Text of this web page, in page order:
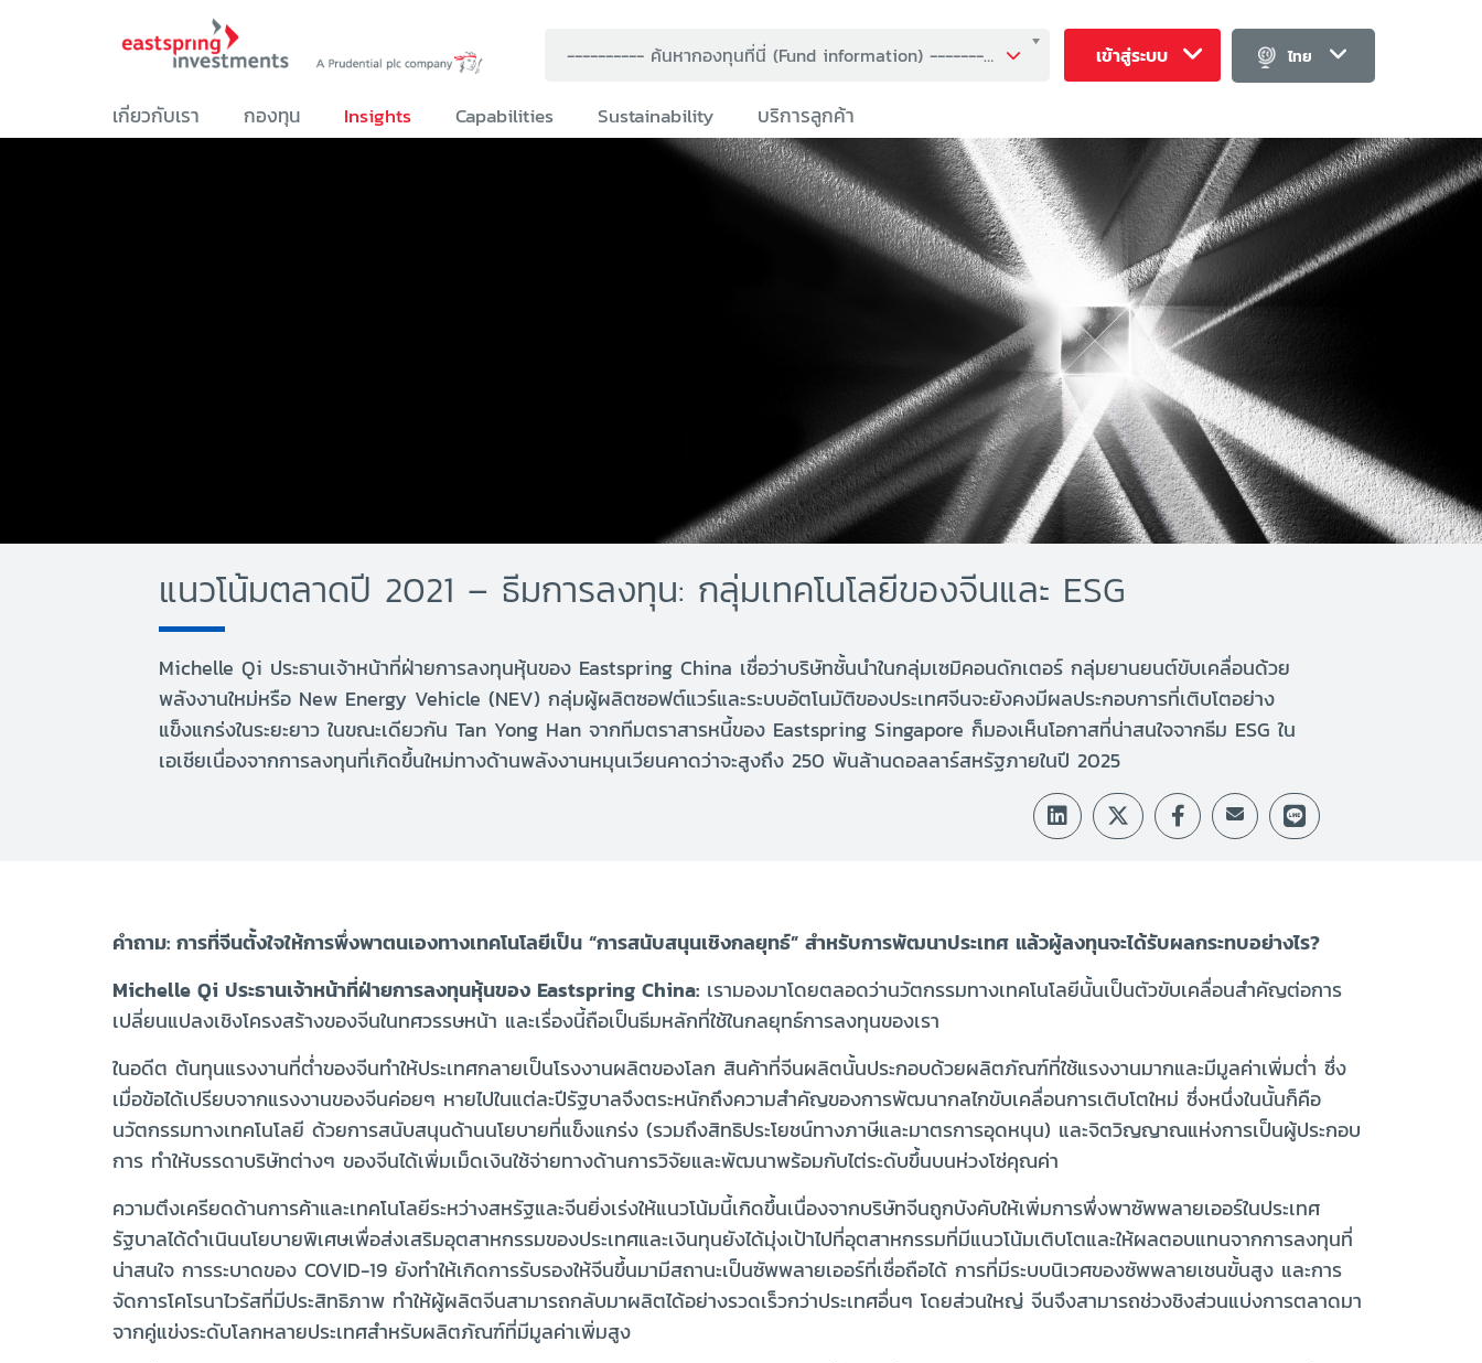
---------- ค้นหากองทุนที่นี่ (Fund information) ---------- เข้าสู่ระบบ ไทย
เกี่ยวกับเรา กองทุน Insights Capabilities Sustainability บริการลูกค้า
แนวโน้มตลาดปี 2021 – ธีมการลงทุน: กลุ่มเทคโนโลยีของจีนและ ESG
Michelle Qi ประธานเจ้าหน้าที่ฝ่ายการลงทุนหุ้นของ Eastspring China เชื่อว่าบริษัทชั้นนำในกลุ่มเซมิคอนดักเตอร์ กลุ่มยานยนต์ขับเคลื่อนด้วย
พลังงานใหม่หรือ New Energy Vehicle (NEV) กลุ่มผู้ผลิตซอฟต์แวร์และระบบอัตโนมัติของประเทศจีนจะยังคงมีผลประกอบการที่เติบโตอย่าง
แข็งแกร่งในระยะยาว ในขณะเดียวกัน Tan Yong Han จากทีมตราสารหนี้ของ Eastspring Singapore ก็มองเห็นโอกาสที่น่าสนใจจากธีม ESG ใน
เอเชียเนื่องจากการลงทุนที่เกิดขึ้นใหม่ทางด้านพลังงานหมุนเวียนคาดว่าจะสูงถึง 250 พันล้านดอลลาร์สหรัฐภายในปี 2025
คำถาม: การที่จีนตั้งใจให้การพึ่งพาตนเองทางเทคโนโลยีเป็น “การสนับสนุนเชิงกลยุทธ์” สำหรับการพัฒนาประเทศ แล้วผู้ลงทุนจะได้รับผลกระทบอย่างไร?
Michelle Qi ประธานเจ้าหน้าที่ฝ่ายการลงทุนหุ้นของ Eastspring China: เรามองมาโดยตลอดว่านวัตกรรมทางเทคโนโลยีนั้นเป็นตัวขับเคลื่อนสำคัญต่อการ
เปลี่ยนแปลงเชิงโครงสร้างของจีนในทศวรรษหน้า และเรื่องนี้ถือเป็นธีมหลักที่ใช้ในกลยุทธ์การลงทุนของเรา
ในอดีต ต้นทุนแรงงานที่ต่ำของจีนทำให้ประเทศกลายเป็นโรงงานผลิตของโลก สินค้าที่จีนผลิตนั้นประกอบด้วยผลิตภัณฑ์ที่ใช้แรงงานมากและมีมูลค่าเพิ่มต่ำ ซึ่ง
เมื่อข้อได้เปรียบจากแรงงานของจีนค่อยๆ หายไปในแต่ละปีรัฐบาลจึงตระหนักถึงความสำคัญของการพัฒนากลไกขับเคลื่อนการเติบโตใหม่ ซึ่งหนึ่งในนั้นก็คือ
นวัตกรรมทางเทคโนโลยี ด้วยการสนับสนุนด้านนโยบายที่แข็งแกร่ง (รวมถึงสิทธิประโยชน์ทางภาษีและมาตรการอุดหนุน) และจิตวิญญาณแห่งการเป็นผู้ประกอบ
การ ทำให้บรรดาบริษัทต่างๆ ของจีนได้เพิ่มเม็ดเงินใช้จ่ายทางด้านการวิจัยและพัฒนาพร้อมกับไต่ระดับขึ้นบนห่วงโซ่คุณค่า
ความตึงเครียดด้านการค้าและเทคโนโลยีระหว่างสหรัฐและจีนยิ่งเร่งให้แนวโน้มนี้เกิดขึ้นเนื่องจากบริษัทจีนถูกบังคับให้เพิ่มการพึ่งพาซัพพลายเออร์ในประเทศ
รัฐบาลได้ดำเนินนโยบายพิเศษเพื่อส่งเสริมอุตสาหกรรมของประเทศและเงินทุนยังได้มุ่งเป้าไปที่อุตสาหกรรมที่มีแนวโน้มเติบโตและให้ผลตอบแทนจากการลงทุนที่
น่าสนใจ การระบาดของ COVID-19 ยังทำให้เกิดการรับรองให้จีนขึ้นมามีสถานะเป็นซัพพลายเออร์ที่เชื่อถือได้ การที่มีระบบนิเวศของซัพพลายเชนขั้นสูง และการ
จัดการโคโรนาไวรัสที่มีประสิทธิภาพ ทำให้ผู้ผลิตจีนสามารถกลับมาผลิตได้อย่างรวดเร็วกว่าประเทศอื่นๆ โดยส่วนใหญ่ จีนจึงสามารถช่วงชิงส่วนแบ่งการตลาดมา
จากคู่แข่งระดับโลกหลายประเทศสำหรับผลิตภัณฑ์ที่มีมูลค่าเพิ่มสูง